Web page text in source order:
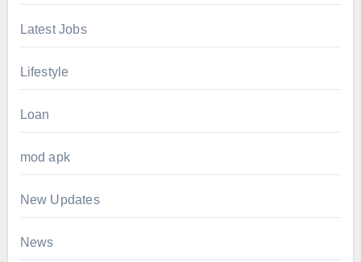
Latest Jobs
Lifestyle
Loan
mod apk
New Updates
News